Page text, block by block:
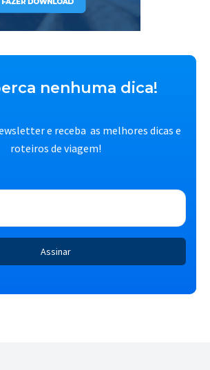
nenhuma dica!
e receba as melhores dicas e
roteiros de viagem!